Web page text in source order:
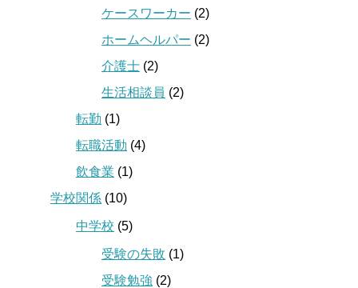
ケースワーカー (2)
ホームヘルパー (2)
介護士 (2)
生活相談員 (2)
転勤 (1)
転職活動 (4)
飲食業 (1)
学校関係 (10)
中学校 (5)
受験の失敗 (1)
受験勉強 (2)